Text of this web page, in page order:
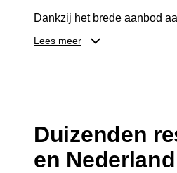
Dankzij het brede aanbod
kiezen die past bij de
Lees meer
Duizenden
en Nederland